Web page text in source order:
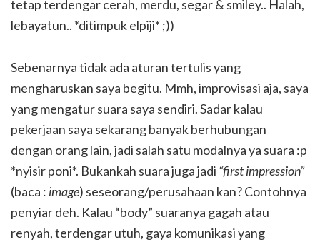
tetap terdengar cerah, merdu, segar & smiley.. Halah,
lebayatun.. *ditimpuk elpiji* ;))
Sebenarnya tidak ada aturan tertulis yang
mengharuskan saya begitu. Mmh, improvisasi aja, saya
yang mengatur suara saya sendiri. Sadar kalau
pekerjaan saya sekarang banyak berhubungan
dengan orang lain, jadi salah satu modalnya ya suara :p
*nyisir poni*. Bukankah suara juga jadi “first impression”
(baca : image) seseorang/perusahaan kan? Contohnya
penyiar deh. Kalau “body” suaranya gagah atau
renyah, terdengar utuh, gaya komunikasi yang